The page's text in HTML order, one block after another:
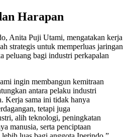
Harapan
Anita Puji Utami, mengatakan kerja
strategis untuk memperluas jaringan
peluang bagi industri perkapalan
ingin membangun kemitraan
antara pelaku industri
Kerja sama ini tidak hanya
tetapi juga
alih teknologi, peningkatan
manusia, serta penciptaan